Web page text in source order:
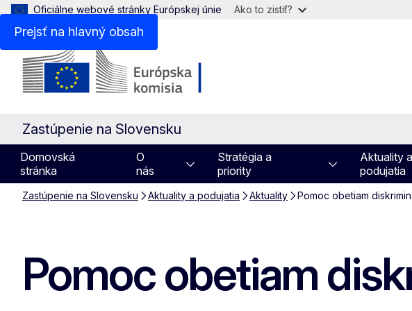
Prejsť na hlavný obsah
Oficiálne webové stránky Európskej únie Ako to zistiť?
Zastúpenie na Slovensku
Domovská
stránka
O
nás
Stratégia a
priority
Aktuality a
podujatia
Zastúpenie na Slovensku Aktuality a podujatia Aktuality Pomoc obetiam
Pomoc obetiam